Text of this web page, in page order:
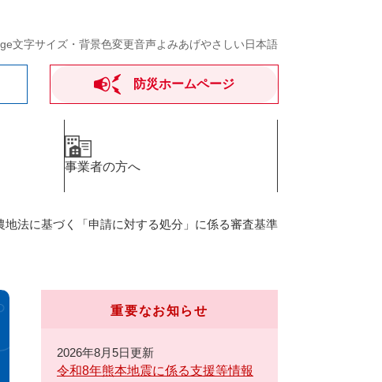
文字サイズ・背景色変更音声よみあげやさしい日本語
防災ホームページ
事業者の方へ
地法に基づく「申請に対する処分」に係る審査基準
重要なお知らせ
2026年8月5日更新
令和8年熊本地震に係る支援等情報